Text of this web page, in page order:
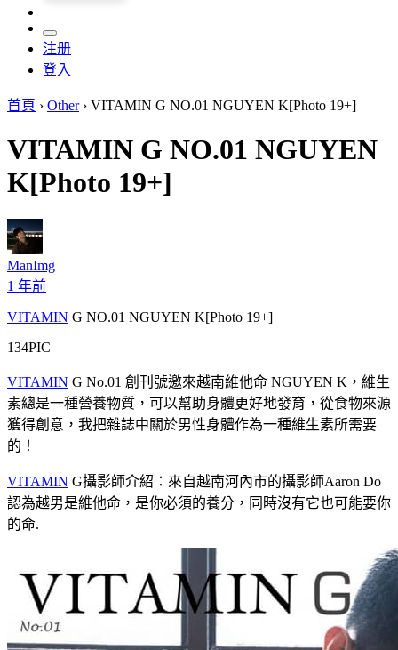
注册
登入
首頁 › Other › VITAMIN G NO.01 NGUYEN K[Photo 19+]
VITAMIN G NO.01 NGUYEN
K[Photo 19+]
ManImg
1 年前
VITAMIN G NO.01 NGUYEN K[Photo 19+]
134PIC
VITAMIN G No.01 創刊號邀來越南維他命 NGUYEN K，維生
素總是一種營養物質，可以幫助身體更好地發育，從食物來源
獲得創意，我把雜誌中關於男性身體作為一種維生素所需要
的！
VITAMIN G攝影師介紹：來自越南河內市的攝影師Aaron Do
認為越男是維他命，是你必須的養分，同時沒有它也可能要你
的命.